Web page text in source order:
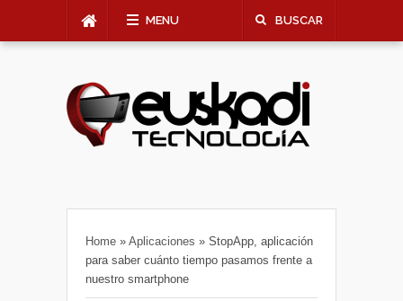
MENU BUSCAR
Home » Aplicaciones » StopApp, aplicación
para saber cuánto tiempo pasamos frente a
nuestro smartphone